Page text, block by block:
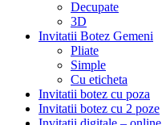
Decupate
3D
Invitatii Botez Gemeni
Pliate
Simple
Cu eticheta
Invitatii botez cu poza
Invitatii botez cu 2 poze